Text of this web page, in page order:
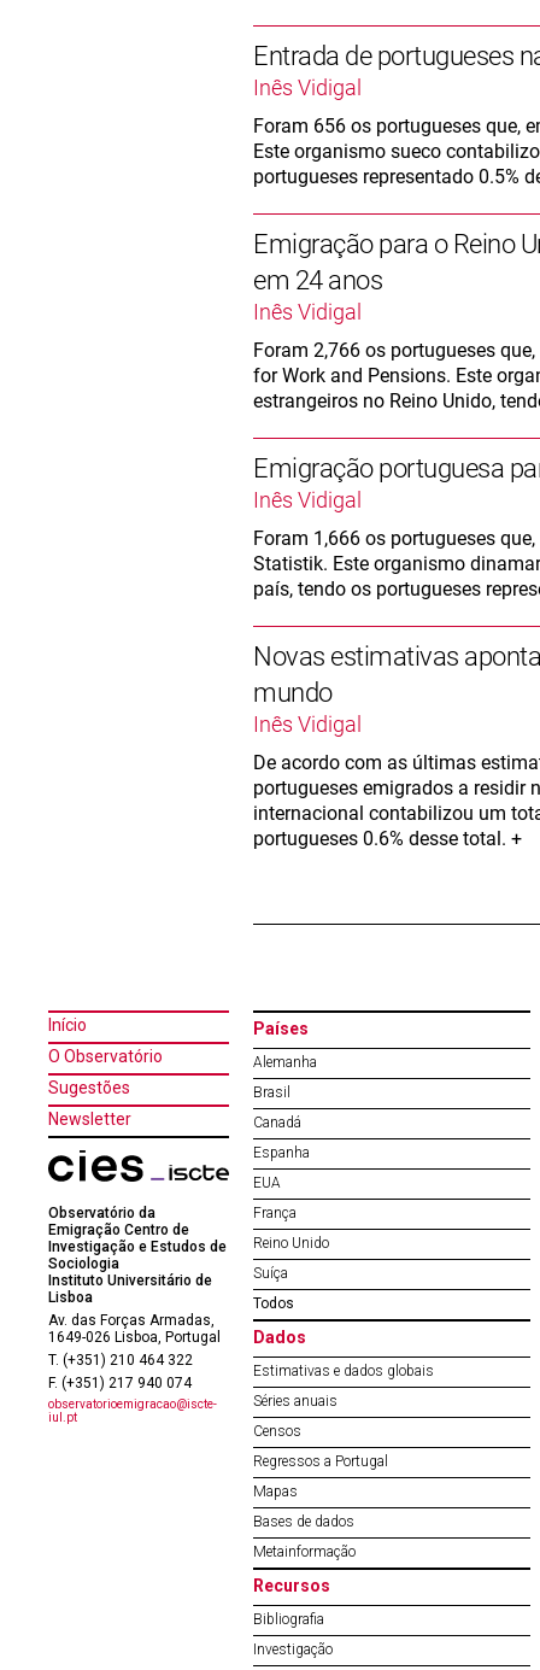
Entrada de portugueses
Inês Vidigal
Foram 656 os portugueses que,
Este organismo sueco
portugueses representado 0.5%
Emigração para o Reino
em 24 anos
Inês Vidigal
Foram 2,766 os portugueses
for Work and Pensions. Este
estrangeiros no Reino Unido,
Emigração portuguesa
Inês Vidigal
Foram 1,666 os portugueses
Statistik. Este organismo
país, tendo os portugueses
Novas estimativas
mundo
Inês Vidigal
De acordo com as últimas
portugueses emigrados a residir
internacional contabilizou um
portugueses 0.6% desse total. +
Início
O Observatório
Sugestões
Newsletter
Observatório da
Emigração Centro de
Investigação e Estudos de
Sociologia
Instituto Universitário de
Lisboa
Av. das Forças Armadas,
1649-026 Lisboa, Portugal
T. (+351) 210 464 322
F. (+351) 217 940 074
observatorioemigracao@iscte-
iul.pt
Países
Alemanha
Brasil
Canadá
Espanha
EUA
França
Reino Unido
Suíça
Todos
Dados
Estimativas e dados globais
Séries anuais
Censos
Regressos a Portugal
Mapas
Bases de dados
Metainformação
Recursos
Bibliografia
Investigação